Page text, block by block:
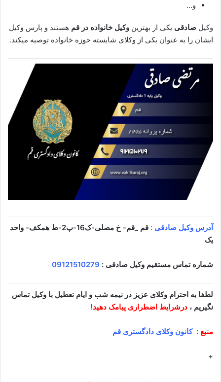
و…
وکیل صادقی یکی از بهترین وکیل خانواده در قم هستند و پارس وکیل
ایشان را به عنوان یکی از وکلای شایسته حوزه خانواده توصیه میکند.
آدرس وکیل صادقی :
قم _قم- خ مصلی-ک16-پ2-ط همکف- واحد
یک
شماره تماس مستقیم وکیل صادقی :
لطفا به احترام وکلای عزیز در نیمه شب و ایام تعطیل با وکیل تماس
نگیریم ، درشرایط اضطراری پیامک دهید!
منبع : کانون وکلای دادگستری قم
+